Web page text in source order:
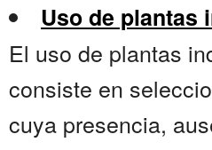
Uso de plantas
El uso de plantas
consiste en
cuya presencia,